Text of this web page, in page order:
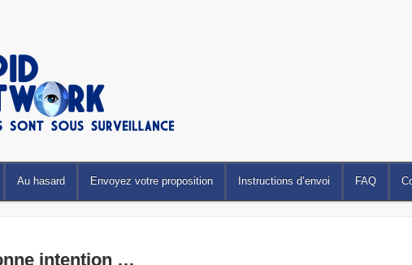
Au hasard Envoyez votre proposition Instructions d’envoi FAQ
intention …